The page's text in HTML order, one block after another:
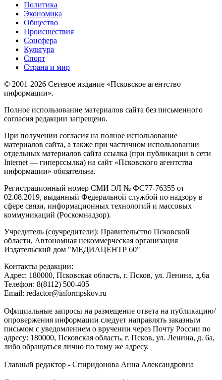
Политика
Экономика
Общество
Происшествия
Соцсфера
Культура
Спорт
Страна и мир
© 2001-2026 Сетевое издание «Псковское агентство
информации».
Полное использование материалов сайта без письменного
согласия редакции запрещено.
При получении согласия на полное использование
материалов сайта, а также при частичном использовании
отдельных материалов сайта ссылка (при публикации в сети
Internet — гиперссылка) на сайт «Псковского агентства
информации» обязательна.
Регистрационный номер СМИ ЭЛ № ФС77-76355 от
02.08.2019, выданный Федеральной службой по надзору в
сфере связи, информационных технологий и массовых
коммуникаций (Роскомнадзор).
Учредитель (соучредители): Правительство Псковской
области, Автономная некоммерческая организация
Издательский дом "МЕДИАЦЕНТР 60"
Контакты редакции:
Адреc: 180000, Псковская область, г. Псков, ул. Ленина, д.6а
Телефон: 8(8112) 500-405
Email: redactor@informpskov.ru
Официальные запросы на размещение ответа на публикацию/
опровержения информации следует направлять заказным
письмом с уведомлением о вручении через Почту России по
адресу: 180000, Псковская область, г. Псков, ул. Ленина, д. 6а,
либо обращаться лично по тому же адресу.
Главный редактор - Спиридонова Анна Александровна